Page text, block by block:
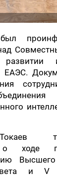
ЕАЭС.
Токаев
о ходе
Высшего
и V